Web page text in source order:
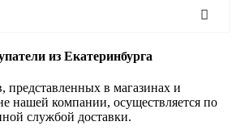
из Екатеринбурга
представленных в магазинах и
нашей компании, осуществляется по
службой доставки.